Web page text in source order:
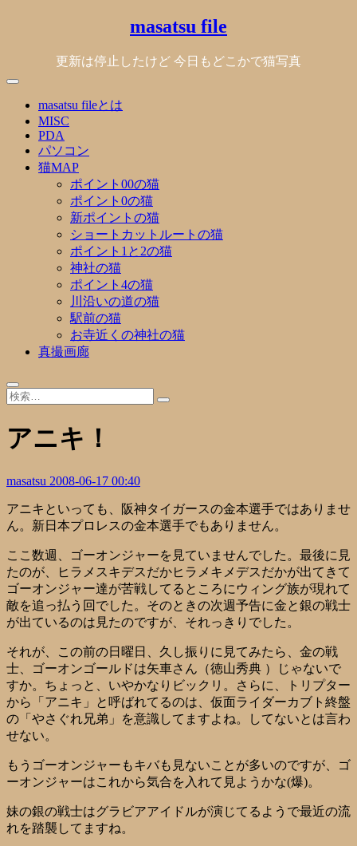
masatsu file
更新は停止したけど 今日もどこかで猫写真
masatsu fileとは
MISC
PDA
パソコン
猫MAP
ポイント00の猫
ポイント0の猫
新ポイントの猫
ショートカットルートの猫
ポイント1と2の猫
神社の猫
ポイント4の猫
川沿いの道の猫
駅前の猫
お寺近くの神社の猫
真撮画廊
アニキ！
masatsu 2008-06-17 00:40
アニキといっても、阪神タイガースの金本選手ではありませ
ん。新日本プロレスの金本選手でもありません。
ここ数週、ゴーオンジャーを見ていませんでした。最後に見
たのが、ヒラメスキデスだかヒラメキメデスだかが出てきて
ゴーオンジャー達が苦戦してるところにウィング族が現れて
敵を追っ払う回でした。そのときの次週予告に金と銀の戦士
が出ているのは見たのですが、それっきりでした。
それが、この前の日曜日、久し振りに見てみたら、金の戦
士、ゴーオンゴールドは矢車さん（徳山秀典 ）じゃないで
すか。ちょっと、いやかなりビックリ。さらに、トリプター
から「アニキ」と呼ばれてるのは、仮面ライダーカブト終盤
の「やさぐれ兄弟」を意識してますよね。してないとは言わ
せない。
もうゴーオンジャーもキバも見ないことが多いのですが、ゴ
ーオンジャーはこれから気合を入れて見ようかな(爆)。
妹の銀の戦士はグラビアアイドルが演じてるようで最近の流
れを踏襲してますね。